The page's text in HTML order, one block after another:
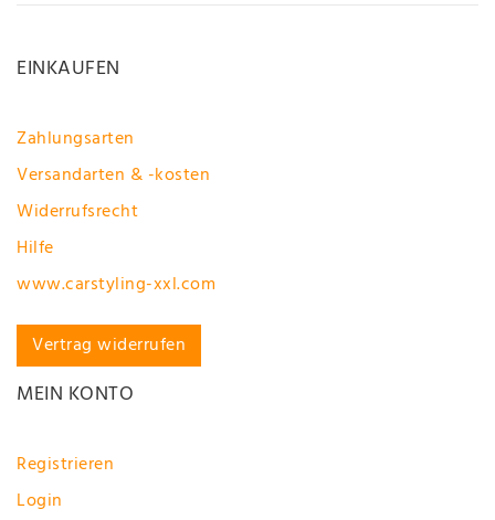
EINKAUFEN
Zahlungsarten
Versandarten & -kosten
Widerrufsrecht
Hilfe
www.carstyling-xxl.com
Vertrag widerrufen
MEIN KONTO
Registrieren
Login